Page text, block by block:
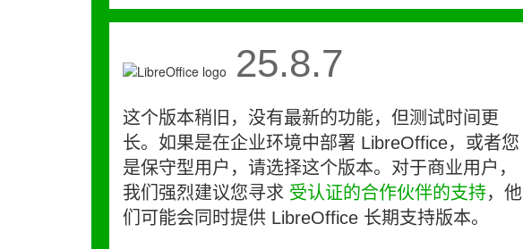
25.8.7
这个版本稍旧，没有最新的功能，但测试时间更
长。如果是在企业环境中部署 LibreOffice，或者您
是保守型用户，请选择这个版本。对于商业用户，
我们强烈建议您寻求 受认证的合作伙伴的支持，他
们可能会同时提供 LibreOffice 长期支持版本。